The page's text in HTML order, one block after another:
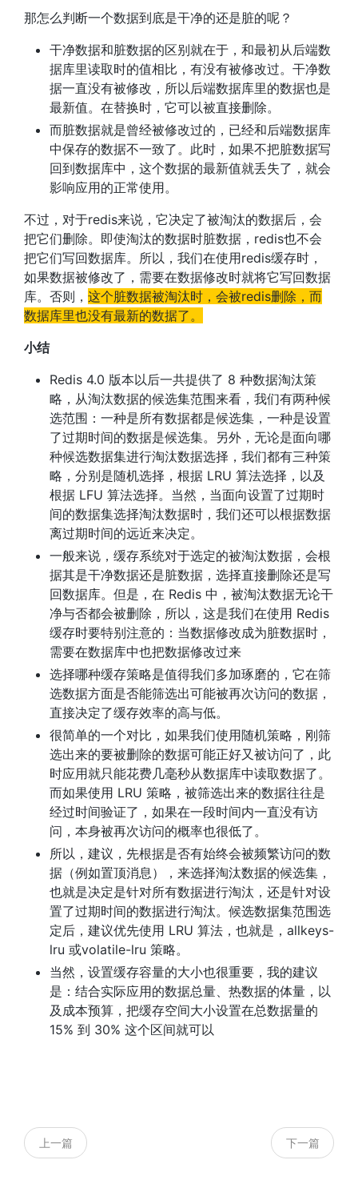
那怎么判断一个数据到底是干净的还是脏的呢？
干净数据和脏数据的区别就在于，和最初从后端数
据库里读取时的值相比，有没有被修改过。干净数
据一直没有被修改，所以后端数据库里的数据也是
最新值。在替换时，它可以被直接删除。
而脏数据就是曾经被修改过的，已经和后端数据库
中保存的数据不一致了。此时，如果不把脏数据写
回到数据库中，这个数据的最新值就丢失了，就会
影响应用的正常使用。
不过，对于redis来说，它决定了被淘汰的数据后，会
把它们删除。即使淘汰的数据时脏数据，redis也不会
把它们写回数据库。所以，我们在使用redis缓存时，
如果数据被修改了，需要在数据修改时就将它写回数据
库。否则， 这个脏数据被淘汰时，会被redis删除，而
数据库里也没有最新的数据了。
小结
Redis 4.0 版本以后一共提供了 8 种数据淘汰策
略，从淘汰数据的候选集范围来看，我们有两种候
选范围：一种是所有数据都是候选集，一种是设置
了过期时间的数据是候选集。另外，无论是面向哪
种候选数据集进行淘汰数据选择，我们都有三种策
略，分别是随机选择，根据 LRU 算法选择，以及
根据 LFU 算法选择。当然，当面向设置了过期时
间的数据集选择淘汰数据时，我们还可以根据数据
离过期时间的远近来决定。
一般来说，缓存系统对于选定的被淘汰数据，会根
据其是干净数据还是脏数据，选择直接删除还是写
回数据库。但是，在 Redis 中，被淘汰数据无论干
净与否都会被删除，所以，这是我们在使用 Redis
缓存时要特别注意的：当数据修改成为脏数据时，
需要在数据库中也把数据修改过来
选择哪种缓存策略是值得我们多加琢磨的，它在筛
选数据方面是否能筛选出可能被再次访问的数据，
直接决定了缓存效率的高与低。
很简单的一个对比，如果我们使用随机策略，刚筛
选出来的要被删除的数据可能正好又被访问了，此
时应用就只能花费几毫秒从数据库中读取数据了。
而如果使用 LRU 策略，被筛选出来的数据往往是
经过时间验证了，如果在一段时间内一直没有访
问，本身被再次访问的概率也很低了。
所以，建议，先根据是否有始终会被频繁访问的数
据（例如置顶消息），来选择淘汰数据的候选集，
也就是决定是针对所有数据进行淘汰，还是针对设
置了过期时间的数据进行淘汰。候选数据集范围选
定后，建议优先使用 LRU 算法，也就是，allkeys-
lru 或volatile-lru 策略。
当然，设置缓存容量的大小也很重要，我的建议
是：结合实际应用的数据总量、热数据的体量，以
及成本预算，把缓存空间大小设置在总数据量的
15% 到 30% 这个区间就可以
上一篇 下一篇